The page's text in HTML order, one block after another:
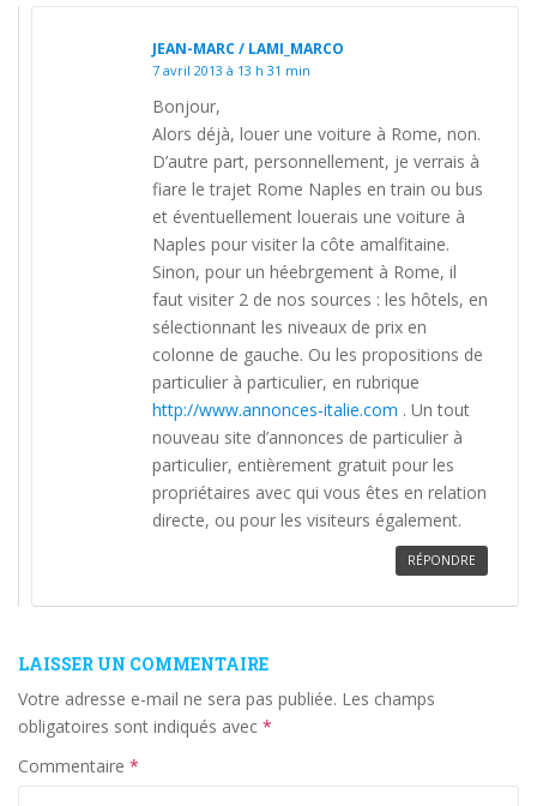
JEAN-MARC / LAMI_MARCO
7 avril 2013 à 13 h 31 min
Bonjour,
Alors déjà, louer une voiture à Rome, non.
D’autre part, personnellement, je verrais à
fiare le trajet Rome Naples en train ou bus
et éventuellement louerais une voiture à
Naples pour visiter la côte amalfitaine.
Sinon, pour un héebrgement à Rome, il
faut visiter 2 de nos sources : les hôtels, en
sélectionnant les niveaux de prix en
colonne de gauche. Ou les propositions de
particulier à particulier, en rubrique
http://www.annonces-italie.com . Un tout
nouveau site d’annonces de particulier à
particulier, entièrement gratuit pour les
propriétaires avec qui vous êtes en relation
directe, ou pour les visiteurs également.
RÉPONDRE
LAISSER UN COMMENTAIRE
Votre adresse e-mail ne sera pas publiée. Les champs
obligatoires sont indiqués avec *
Commentaire *